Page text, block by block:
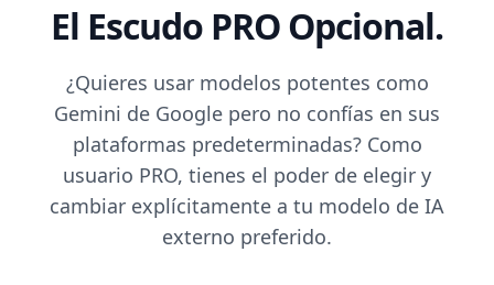
El Escudo PRO Opcional.
¿Quieres usar modelos potentes como
Gemini de Google pero no confías en sus
plataformas predeterminadas? Como
usuario PRO, tienes el poder de elegir y
cambiar explícitamente a tu modelo de IA
externo preferido.